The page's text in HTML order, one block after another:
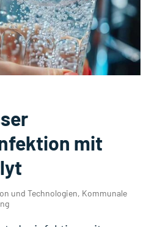
mit
und Technologien, Kommunale